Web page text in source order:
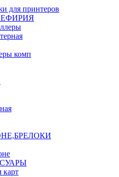
для принтеров
комп
карт